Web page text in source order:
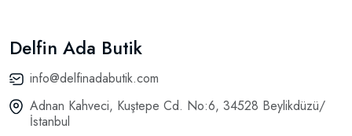
Delfin Ada Butik
info@delfinadabutik.com
Adnan Kahveci, Kuştepe Cd. No:6, 34528 Beylikdüzü/
İstanbul